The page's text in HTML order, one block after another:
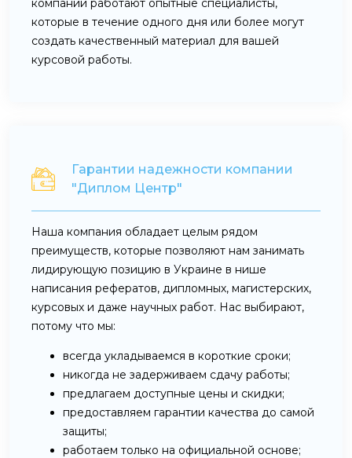
компании работают опытные специалисты,
которые в течение одного дня или более могут
создать качественный материал для вашей
курсовой работы.
Гарантии надежности компании
"Диплом Центр"
Наша компания обладает целым рядом
преимуществ, которые позволяют нам занимать
лидирующую позицию в Украине в нише
написания рефератов, дипломных, магистерских,
курсовых и даже научных работ. Нас выбирают,
потому что мы:
всегда укладываемся в короткие сроки;
никогда не задерживаем сдачу работы;
предлагаем доступные цены и скидки;
предоставляем гарантии качества до самой
защиты;
работаем только на официальной основе;